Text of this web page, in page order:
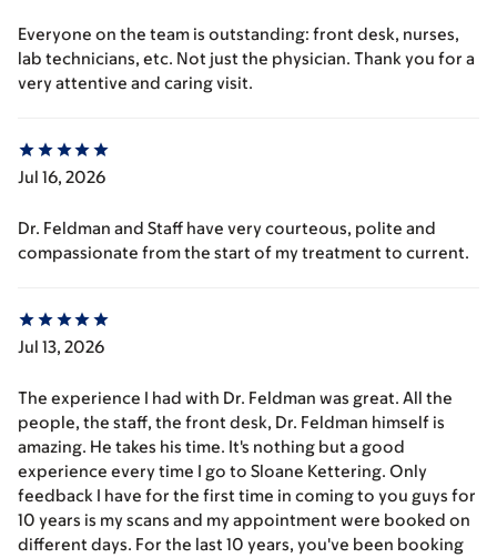
Everyone on the team is outstanding: front desk, nurses,
lab technicians, etc. Not just the physician. Thank you for a
very attentive and caring visit.
Jul 16, 2026
Dr. Feldman and Staff have very courteous, polite and
compassionate from the start of my treatment to current.
Jul 13, 2026
The experience I had with Dr. Feldman was great. All the
people, the staff, the front desk, Dr. Feldman himself is
amazing. He takes his time. It's nothing but a good
experience every time I go to Sloane Kettering. Only
feedback I have for the first time in coming to you guys for
10 years is my scans and my appointment were booked on
different days. For the last 10 years, you've been booking